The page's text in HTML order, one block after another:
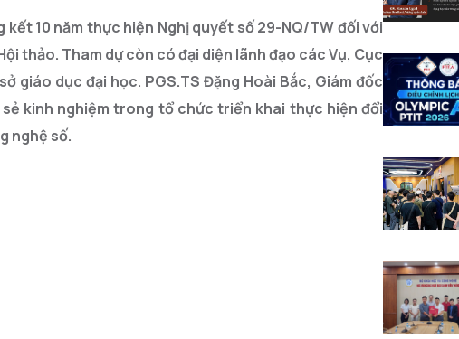
10 năm thực hiện Nghị quyết số 29-NQ/TW đối với
thảo. Tham dự còn có đại diện lãnh đạo các Vụ, Cục
giáo dục đại học. PGS.TS Đặng Hoài Bắc, Giám đốc
kinh nghiệm trong tổ chức triển khai thực hiện đổi
nghệ số.